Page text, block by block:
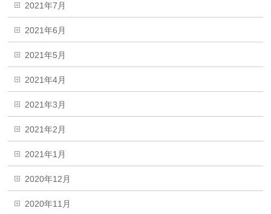
2021年7月
2021年6月
2021年5月
2021年4月
2021年3月
2021年2月
2021年1月
2020年12月
2020年11月